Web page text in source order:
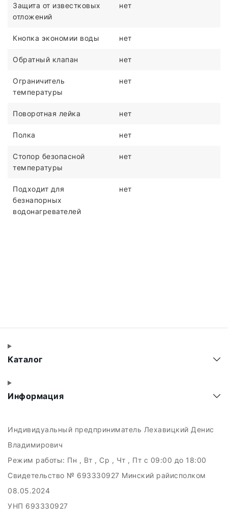
Защита от известковых
отложений
нет
Кнопка экономии воды нет
Обратный клапан нет
Ограничитель
температуры
нет
Поворотная лейка нет
Полка нет
Стопор безопасной
температуры
нет
Подходит для
безнапорных
водонагревателей
нет
Каталог
Информация
Индивидуальный предприниматель Лехавицкий Денис
Владимирович
Режим работы: Пн , Вт , Ср , Чт , Пт c 09:00 до 18:00
Свидетельство № 693330927 Минский райисполком
08.05.2024
УНП 693330927